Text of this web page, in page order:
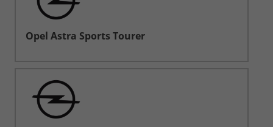
Opel Astra Sports Tourer